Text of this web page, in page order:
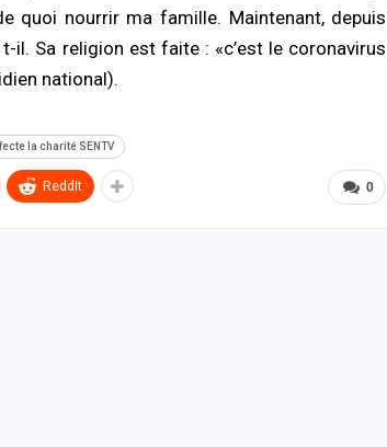
quoi nourrir ma famille. Maintenant, depuis
Sa religion est faite : «c’est le coronavirus
national).
la charité SENTV
0
ReddIt